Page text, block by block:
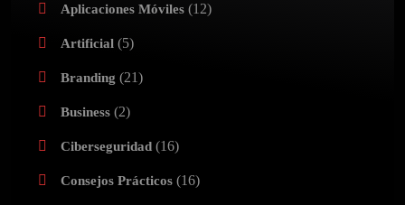
Aplicaciones Móviles (12)
Artificial (5)
Branding (21)
Business (2)
Ciberseguridad (16)
Consejos Prácticos (16)